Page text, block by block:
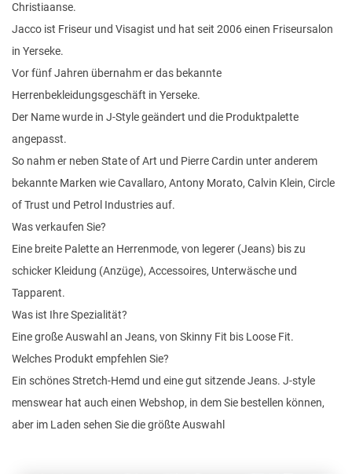
Christiaanse.
Jacco ist Friseur und Visagist und hat seit 2006 einen Friseursalon
in Yerseke.
Vor fünf Jahren übernahm er das bekannte
Herrenbekleidungsgeschäft in Yerseke.
Der Name wurde in J-Style geändert und die Produktpalette
angepasst.
So nahm er neben State of Art und Pierre Cardin unter anderem
bekannte Marken wie Cavallaro, Antony Morato, Calvin Klein, Circle
of Trust und Petrol Industries auf.
Was verkaufen Sie?
Eine breite Palette an Herrenmode, von legerer (Jeans) bis zu
schicker Kleidung (Anzüge), Accessoires, Unterwäsche und
Tapparent.
Was ist Ihre Spezialität?
Eine große Auswahl an Jeans, von Skinny Fit bis Loose Fit.
Welches Produkt empfehlen Sie?
Ein schönes Stretch-Hemd und eine gut sitzende Jeans. J-style
menswear hat auch einen Webshop, in dem Sie bestellen können,
aber im Laden sehen Sie die größte Auswahl